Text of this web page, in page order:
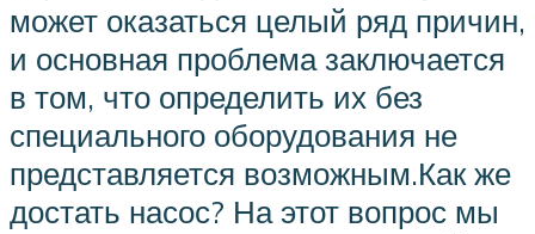
может оказаться целый ряд причин,
и основная проблема заключается
в том, что определить их без
специального оборудования не
представляется возможным.Как же
достать насос? На этот вопрос мы